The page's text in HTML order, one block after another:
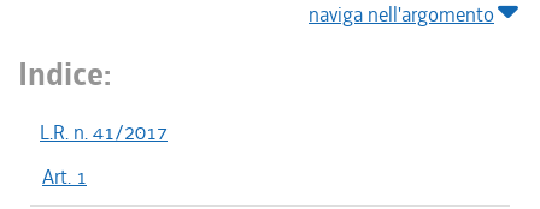
naviga nell'argomento
Indice:
L.R. n. 41/2017
Art. 1